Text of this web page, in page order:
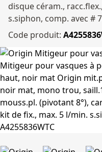
disque céram.,
s.siphon, comp. avec #
Code produit: